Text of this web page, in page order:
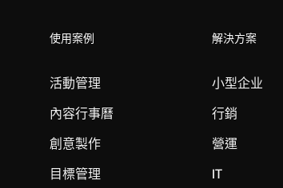
使用案例
活動管理
內容行事曆
創意製作
目標管理
解決方案
小型企业
行銷
營運
IT